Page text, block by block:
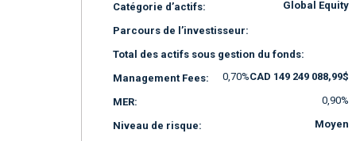
Catégorie d’actifs: Global Equity
Parcours de l’investisseur:
Total des actifs sous gestion du fonds:
CAD 149 249 088,99$
Management Fees: 0,70%
MER: 0,90%
Niveau de risque: Moyen